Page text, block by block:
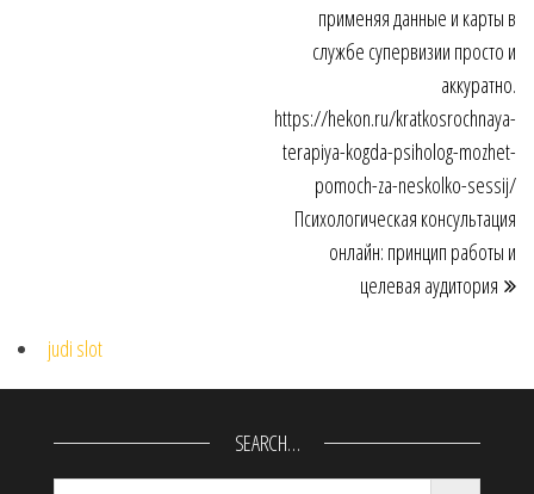
применяя данные и карты в
службе супервизии просто и
аккуратно.
https://hekon.ru/kratkosrochnaya-
terapiya-kogda-psiholog-mozhet-
pomoch-za-neskolko-sessij/
Психологическая консультация
онлайн: принцип работы и
целевая аудитория
judi slot
SEARCH…